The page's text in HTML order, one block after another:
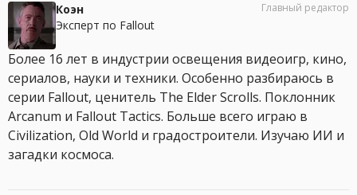
Коэн
Эксперт по Fallout
Главный редактор
Более 16 лет в индустрии освещения видеоигр, кино,
сериалов, науки и техники. Особенно разбираюсь в
серии Fallout, ценитель The Elder Scrolls. Поклонник
Arcanum и Fallout Tactics. Больше всего играю в
Civilization, Old World и градостроители. Изучаю ИИ и
загадки космоса.